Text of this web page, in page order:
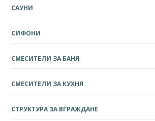
САУНИ
СИФОНИ
СМЕСИТЕЛИ ЗА БАНЯ
СМЕСИТЕЛИ ЗА КУХНЯ
СТРУКТУРА ЗА ВГРАЖДАНЕ